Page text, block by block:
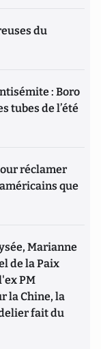
du
: Boro
tubes de l’été
réclamer
que
Marianne
de la Paix
PM
la Chine, la
fait du